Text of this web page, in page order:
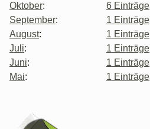
Oktober:
6 Einträge
September:
1 Einträge
August:
1 Einträge
Juli:
1 Einträge
Juni:
1 Einträge
Mai: 1 Einträge
Seitenleiste